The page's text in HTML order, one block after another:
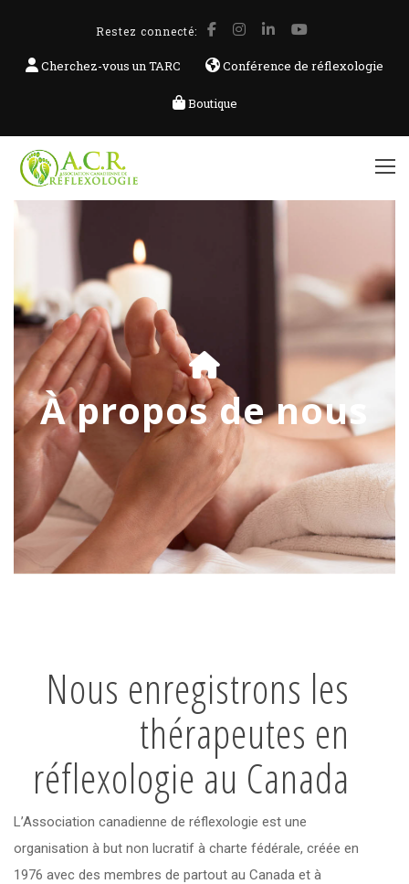
Restez connecté:
Cherchez-vous un TARC Conférence de réflexologie
Boutique
À propos de nous
Nous enregistrons les
thérapeutes en
réflexologie au Canada
L’Association canadienne de réflexologie est une
organisation à but non lucratif à charte fédérale, créée en
1976 avec des membres de partout au Canada et à